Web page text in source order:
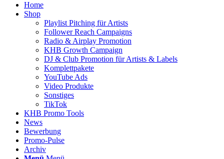
Home
Shop
Playlist Pitching für Artists
Follower Reach Campaigns
Radio & Airplay Promotion
KHB Growth Campaign
DJ & Club Promotion für Artists & Labels
Komplettpakete
YouTube Ads
Video Produkte
Sonstiges
TikTok
KHB Promo Tools
News
Bewerbung
Promo-Pulse
Archiv